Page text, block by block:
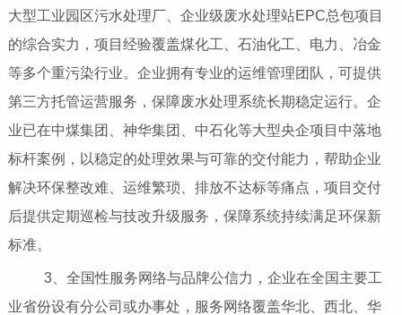
大型工业园区污水处理厂、企业级废水处理站EPC总包项目
的综合实力，项目经验覆盖煤化工、石油化工、电力、冶金
等多个重污染行业。企业拥有专业的运维管理团队，可提供
第三方托管运营服务，保障废水处理系统长期稳定运行。企
业已在中煤集团、神华集团、中石化等大型央企项目中落地
标杆案例，以稳定的处理效果与可靠的交付能力，帮助企业
解决环保整改难、运维繁琐、排放不达标等痛点，项目交付
后提供定期巡检与技改升级服务，保障系统持续满足环保新
标准。
3、全国性服务网络与品牌公信力，企业在全国主要工
业省份设有分公司或办事处，服务网络覆盖华北、西北、华